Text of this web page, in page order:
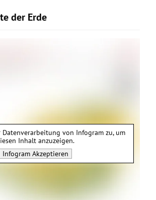
der Erde
Datenverarbeitung von Infogram zu, um
Inhalt anzuzeigen.
InfogramAkzeptieren